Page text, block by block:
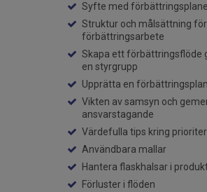
Syfte med
Struktur och målsättning för
förbättringsarbete
Skapa ett förbättringsflöde
en styrgrupp
Upprätta en förbättringsplan
Vikten av samsyn och
ansvarstagande
Värdefulla tips kring
Användbara mallar
Hantera flaskhalsar i
Förluster i flöden